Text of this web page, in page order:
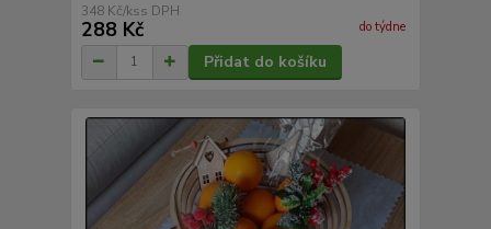
348 Kč/ks
288 Kč do týdne
Přidat do košíku